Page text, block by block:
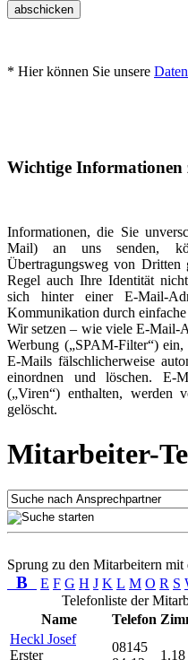
abschicken
* Hier können Sie unsere
Wichtige
Informationen, die Sie
Mail) an uns senden,
Übertragungsweg von
Regel auch Ihre Identität
sich hinter einer E-Mail-
Kommunikation durch
Wir setzen – wie viele E-Mail-
Werbung („SPAM-Filter“)
E-Mails fälschlicherweise
einordnen und löschen. E-
(„Viren“) enthalten, werden
gelöscht.
Mitarbeiter-
Sprung zu den Mitarbeitern mit
B E F G H J K L M O R S
Telefonliste der
Name
Telefon
Heckl Josef
Erster
08145
1.18